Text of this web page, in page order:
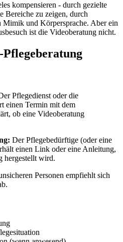
kompensieren - durch gezielte
Bereiche zu zeigen, durch
Mimik und Körpersprache. Aber ein
ist die Videoberatung nicht.
Pflegedienst oder die
einen Termin mit dem
ob eine Videoberatung
Der Pflegebedürftige (oder eine
einen Link oder eine Anleitung,
hergestellt wird.
Personen empfiehlt sich